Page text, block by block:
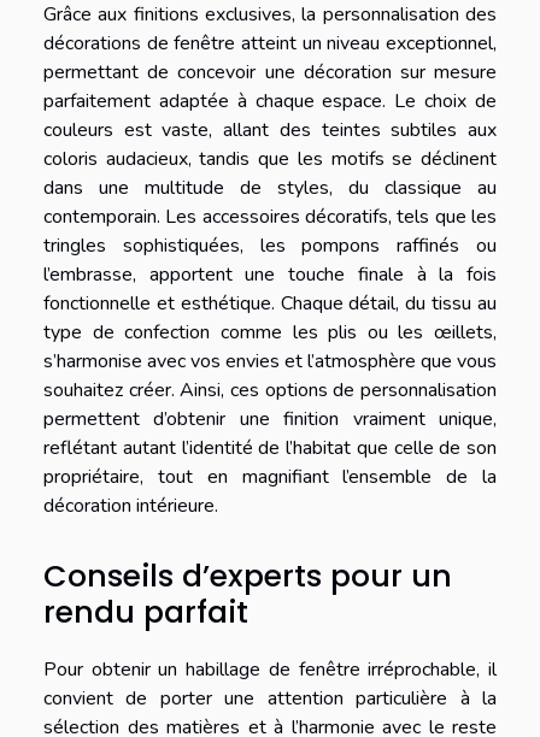
Grâce aux finitions exclusives, la personnalisation des
décorations de fenêtre atteint un niveau exceptionnel,
permettant de concevoir une décoration sur mesure
parfaitement adaptée à chaque espace. Le choix de
couleurs est vaste, allant des teintes subtiles aux
coloris audacieux, tandis que les motifs se déclinent
dans une multitude de styles, du classique au
contemporain. Les accessoires décoratifs, tels que les
tringles sophistiquées, les pompons raffinés ou
l’embrasse, apportent une touche finale à la fois
fonctionnelle et esthétique. Chaque détail, du tissu au
type de confection comme les plis ou les œillets,
s’harmonise avec vos envies et l’atmosphère que vous
souhaitez créer. Ainsi, ces options de personnalisation
permettent d’obtenir une finition vraiment unique,
reflétant autant l’identité de l’habitat que celle de son
propriétaire, tout en magnifiant l’ensemble de la
décoration intérieure.
Conseils d’experts pour un
rendu parfait
Pour obtenir un habillage de fenêtre irréprochable, il
convient de porter une attention particulière à la
sélection des matières et à l’harmonie avec le reste